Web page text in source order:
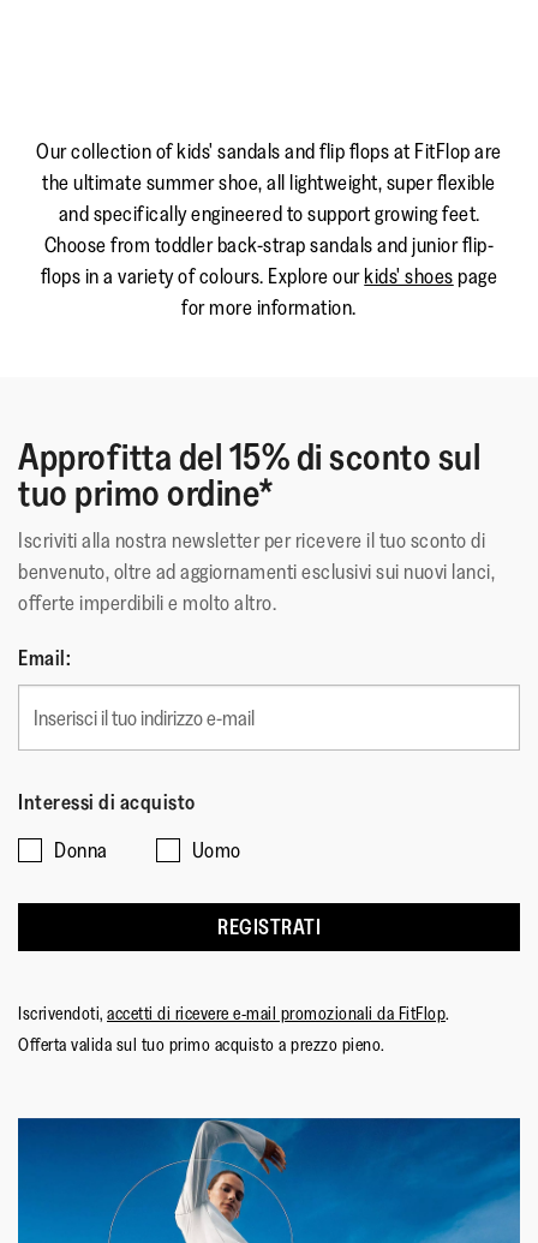
Our collection of kids' sandals and flip flops at FitFlop are
the ultimate summer shoe, all lightweight, super flexible
and specifically engineered to support growing feet.
Choose from toddler back-strap sandals and junior flip-
flops in a variety of colours. Explore ourkids' shoes page
for more information.
Approfitta del 15% di sconto sul
tuo primo ordine*
Iscriviti alla nostra newsletter per ricevere il tuo sconto di
benvenuto, oltre ad aggiornamenti esclusivi sui nuovi lanci,
offerte imperdibili e molto altro.
Email:
Interessi di acquisto
Donna
Uomo
REGISTRATI
Iscrivendoti, accetti di ricevere e-mail promozionali da FitFlop.
Offerta valida sul tuo primo acquisto a prezzo pieno.